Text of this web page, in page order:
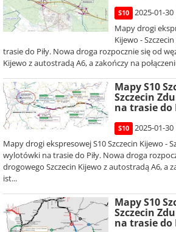
S10
2025-01-
Mapy drogi
Kijewo -
trasie do Piły. Nowa droga rozpocznie się od
Kijewo z autostradą A6, a zakończy na
Mapy S10
Szczecin
na trasie do
S10
2025-01-
Mapy drogi ekspresowej S10 Szczecin Kijewo -
wylotówki na trasie do Piły. Nowa droga
drogowego Szczecin Kijewo z autostradą A6, a
ist...
Mapy S10
Szczecin
na trasie do